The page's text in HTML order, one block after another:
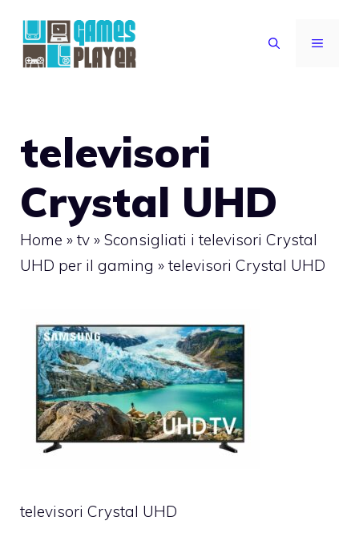
contenuto
MENU
televisori
Crystal UHD
Home » tv » Sconsigliati i televisori Crystal
UHD per il gaming » televisori Crystal UHD
televisori Crystal UHD